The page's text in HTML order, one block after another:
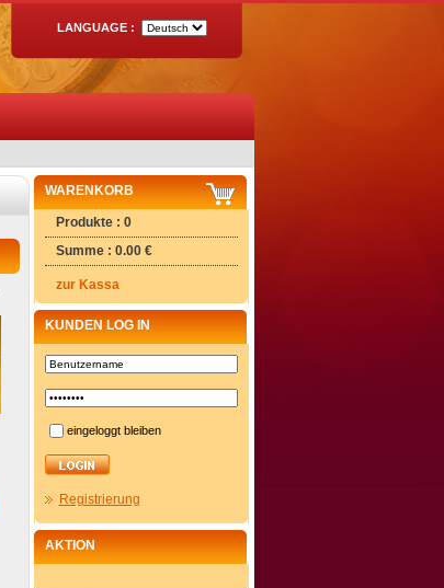
LANGUAGE :
WARENKORB
Produkte : 0
Summe : 0.00 €
zur Kassa
KUNDEN LOG IN
eingeloggt bleiben
Registrierung
AKTION